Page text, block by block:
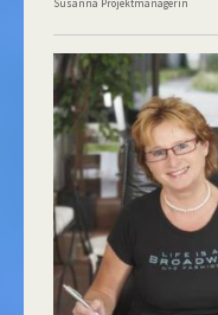
Susanna Projektmanagerin